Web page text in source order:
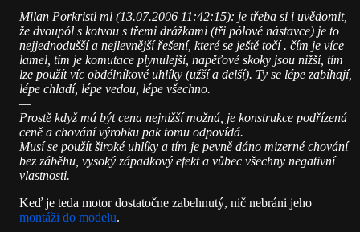
Milan Porkristl ml (13.07.2006 11:42:15): je třeba si i uvědomit,
že dvoupól s kotvou s třemi drážkami (tři pólové nástavce) je to
nejjednodušší a nejlevnější řešení, které se ještě točí . čím je více
lamel, tím je komutace plynulejší, napěťové skoky jsou nižší, tím
lze použít víc obdélníkové uhlíky (užší a delší). Ty se lépe zabíhají,
lépe chladí, lépe vedou, lépe všechno.
—
Prostě když má být cena nejnižší možná, je konstrukce podřízená
ceně a chování výrobku pak tomu odpovídá.
Musí se použít široké uhlíky a tím je pevně dáno mizerné chování
bez záběhu, vysoký západkový efekt a vůbec všechny negativní
vlastnosti.
Keď je teda motor dostatočne zabehnutý, nič nebráni jeho
montáži do modelu.